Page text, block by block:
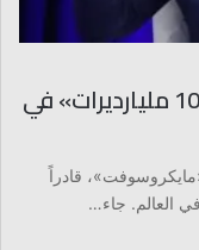
بيل غيتس يخرج من قائمة «أغنى 10 مليارديرات» في
قادراً